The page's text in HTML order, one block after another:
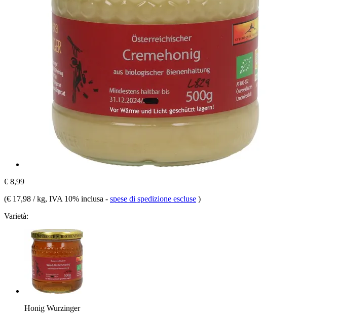
€ 8,99
(€ 17,98 / kg, IVA 10% inclusa - spese di spedizione escluse )
Varietà:
Honig Wurzinger